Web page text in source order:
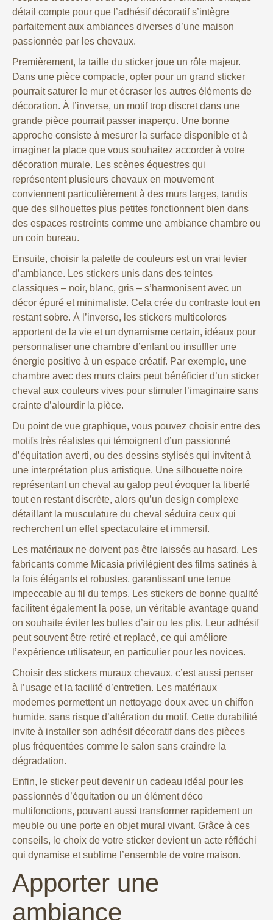
détail compte pour que l’adhésif décoratif s’intègre
parfaitement aux ambiances diverses d’une maison
passionnée par les chevaux.
Premièrement, la taille du sticker joue un rôle majeur.
Dans une pièce compacte, opter pour un grand sticker
pourrait saturer le mur et écraser les autres éléments de
décoration. À l’inverse, un motif trop discret dans une
grande pièce pourrait passer inaperçu. Une bonne
approche consiste à mesurer la surface disponible et à
imaginer la place que vous souhaitez accorder à votre
décoration murale. Les scènes équestres qui
représentent plusieurs chevaux en mouvement
conviennent particulièrement à des murs larges, tandis
que des silhouettes plus petites fonctionnent bien dans
des espaces restreints comme une ambiance chambre ou
un coin bureau.
Ensuite, choisir la palette de couleurs est un vrai levier
d’ambiance. Les stickers unis dans des teintes
classiques – noir, blanc, gris – s’harmonisent avec un
décor épuré et minimaliste. Cela crée du contraste tout en
restant sobre. À l’inverse, les stickers multicolores
apportent de la vie et un dynamisme certain, idéaux pour
personnaliser une chambre d’enfant ou insuffler une
énergie positive à un espace créatif. Par exemple, une
chambre avec des murs clairs peut bénéficier d’un sticker
cheval aux couleurs vives pour stimuler l’imaginaire sans
crainte d’alourdir la pièce.
Du point de vue graphique, vous pouvez choisir entre des
motifs très réalistes qui témoignent d’un passionné
d’équitation averti, ou des dessins stylisés qui invitent à
une interprétation plus artistique. Une silhouette noire
représentant un cheval au galop peut évoquer la liberté
tout en restant discrète, alors qu’un design complexe
détaillant la musculature du cheval séduira ceux qui
recherchent un effet spectaculaire et immersif.
Les matériaux ne doivent pas être laissés au hasard. Les
fabricants comme Micasia privilégient des films satinés à
la fois élégants et robustes, garantissant une tenue
impeccable au fil du temps. Les stickers de bonne qualité
facilitent également la pose, un véritable avantage quand
on souhaite éviter les bulles d’air ou les plis. Leur adhésif
peut souvent être retiré et replacé, ce qui améliore
l’expérience utilisateur, en particulier pour les novices.
Choisir des stickers muraux chevaux, c’est aussi penser
à l’usage et la facilité d’entretien. Les matériaux
modernes permettent un nettoyage doux avec un chiffon
humide, sans risque d’altération du motif. Cette durabilité
invite à installer son adhésif décoratif dans des pièces
plus fréquentées comme le salon sans craindre la
dégradation.
Enfin, le sticker peut devenir un cadeau idéal pour les
passionnés d’équitation ou un élément déco
multifonctions, pouvant aussi transformer rapidement un
meuble ou une porte en objet mural vivant. Grâce à ces
conseils, le choix de votre sticker devient un acte réfléchi
qui dynamise et sublime l’ensemble de votre maison.
Apporter une
ambiance